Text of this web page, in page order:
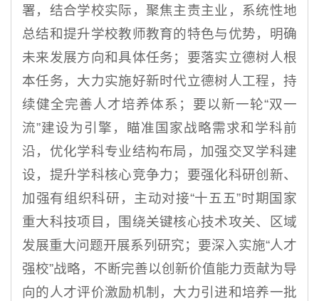
署，结合学校实际，聚焦主责主业，系统性地
总结和提升学校教师教育的特色与优势，明确
未来发展方向和具体任务；要落实立德树人根
本任务，大力实施好新时代立德树人工程，持
续健全完善人才培养体系；要以新一轮“双一
流”建设为引擎，瞄准国家战略需求和学科前
沿，优化学科专业结构布局，加强交叉学科建
设，提升学科核心竞争力；要强化科研创新、
加强有组织科研，主动对接“十五五”时期国家
重大科技项目，围绕关键核心技术攻关、区域
发展重大问题开展系列研究；要深入实施“人才
强校”战略，不断完善以创新价值能力贡献为导
向的人才评价激励机制，大力引进和培养一批